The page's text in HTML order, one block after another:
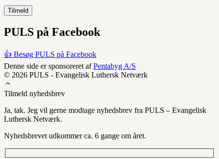
PULS på Facebook
👍 Besøg PULS på Facebook
Denne side er sponsoreret afPentabyg A/S
© 2026 PULS - Evangelisk Luthersk Netværk
Tilmeld nyhedsbrev
Ja, tak. Jeg vil gerne modtage nyhedsbrev fra PULS – Evangelisk
Luthersk Netværk.
Nyhedsbrevet udkommer ca. 6 gange om året.